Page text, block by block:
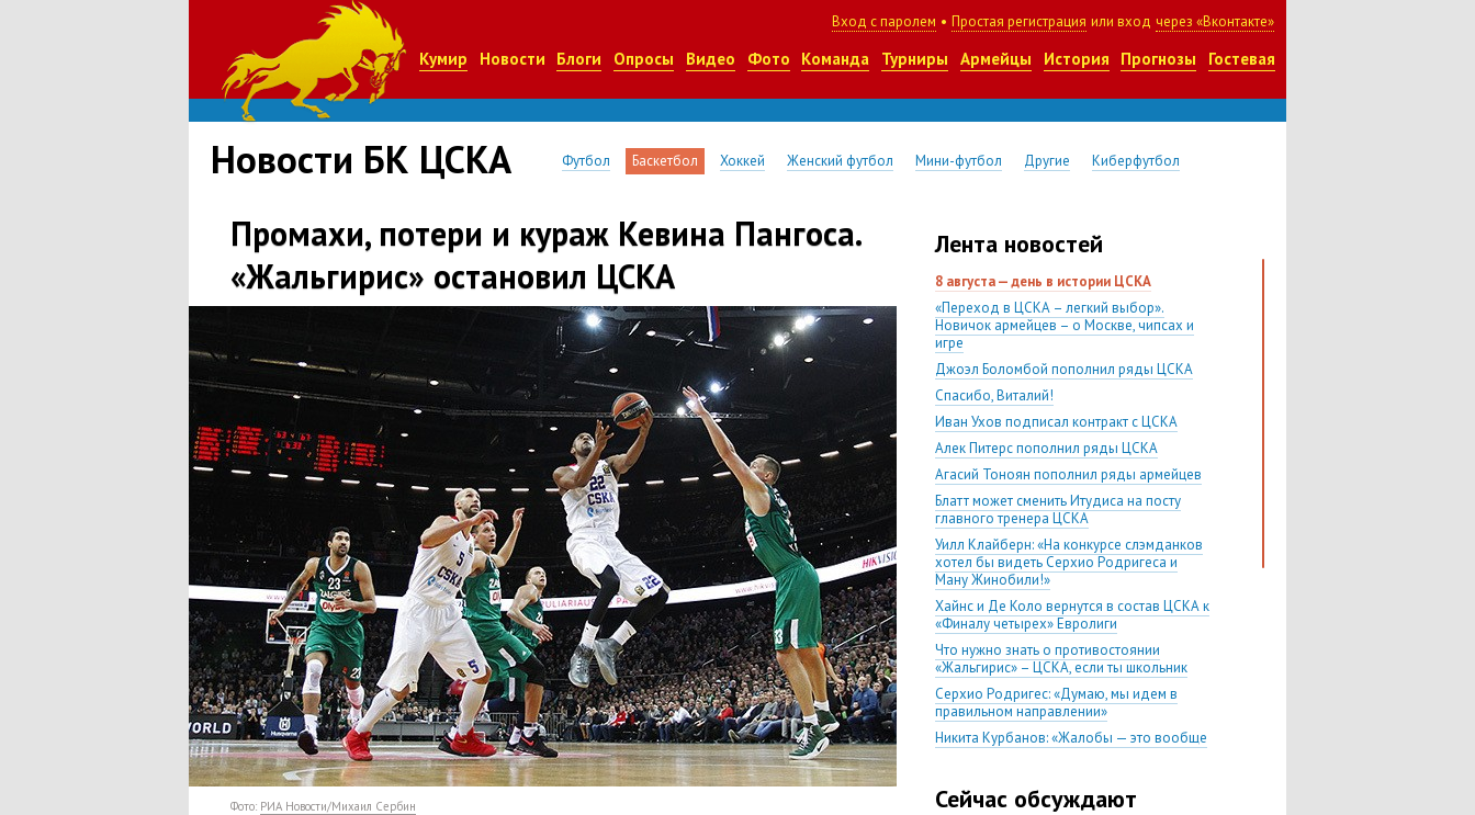
Вход с паролем • Простая регистрация или вход через «Вконтакте»
Кумир Новости Блоги Опросы Видео Фото Команда Турниры Армейцы История Прогнозы Гостевая
Новости БК ЦСКА Футбол Баскетбол Хоккей Женский футбол Мини-футбол Другие Киберфутбол
Промахи, потери и кураж Кевина Пангоса.
«Жальгирис» остановил ЦСКА
Фото: РИА Новости/Михаил Сербин
Лента новостей
8 августа — день в истории ЦСКА
«Переход в ЦСКА – легкий выбор».
Новичок армейцев – о Москве, чипсах и
игре
Джоэл Боломбой пополнил ряды ЦСКА
Спасибо, Виталий!
Иван Ухов подписал контракт с ЦСКА
Алек Питерс пополнил ряды ЦСКА
Агасий Тоноян пополнил ряды армейцев
Блатт может сменить Итудиса на посту
главного тренера ЦСКА
Уилл Клайберн: «На конкурсе слэмданков
хотел бы видеть Серхио Родригеса и
Ману Жинобили!»
Хайнс и Де Коло вернутся в состав ЦСКА к
«Финалу четырех» Евролиги
Что нужно знать о противостоянии
«Жальгирис» – ЦСКА, если ты школьник
Серхио Родригес: «Думаю, мы идем в
правильном направлении»
Никита Курбанов: «Жалобы — это вообще
уезжать в NBA три года назад»
Сейчас обсуждают